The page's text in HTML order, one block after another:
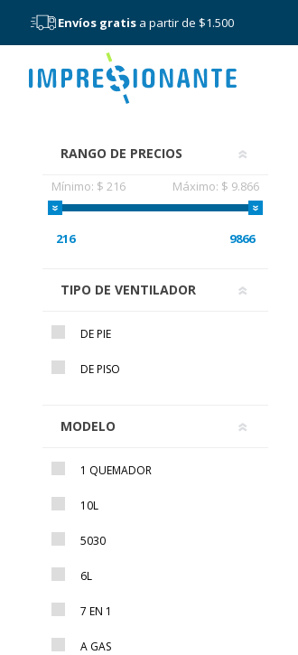
Envíos gratis a partir de $1.500
Menú
RANGO DE PRECIOS
Mínimo: $ 216 Máximo: $ 9.866
216 9866
TIPO DE VENTILADOR
DE PIE
DE PISO
MODELO
1 QUEMADOR
10L
5030
6L
7 EN 1
A GAS